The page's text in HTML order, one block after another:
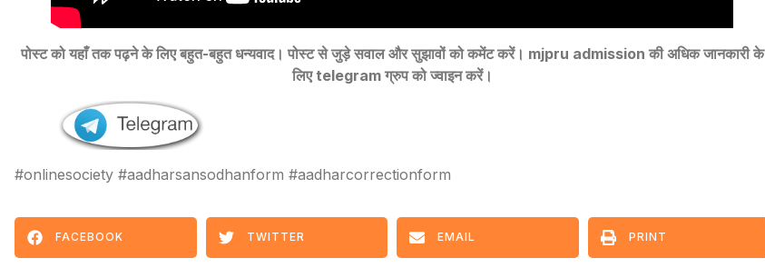
पोस्ट को यहाँ तक पढ़ने के लिए बहुत-बहुत धन्यवाद। पोस्ट से जुड़े सवाल और सुझावों को कमेंट करें। mjpru admission की अधिक जानकारी के
लिए telegram ग्रुप को ज्वाइन करें।
#onlinesociety #aadharsansodhanform #aadharcorrectionform
FACEBOOK TWITTER EMAIL PRINT